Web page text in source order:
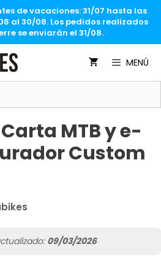
de vacaciones: 31/07 hasta las
al 30/08. Los pedidos realizados
se enviarán el 31/08.
MENÚ
MTB y e-
Custom
09/03/2026